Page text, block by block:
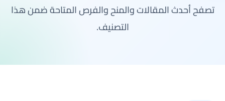
تصفح أحدث المقالات والمنح والفرص المتاحة ضمن هذا
التصنيف.